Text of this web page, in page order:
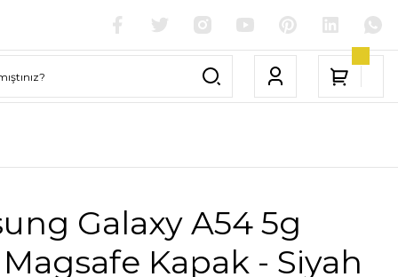
Galaxy A54 5g
Kapak - Siyah